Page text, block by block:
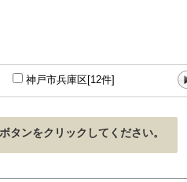
神戸市兵庫区[12件]
タンをクリックしてください。